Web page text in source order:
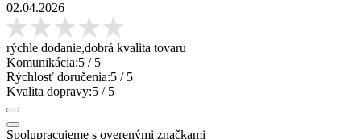
02.04.2026
rýchle dodanie,dobrá kvalita tovaru
Komunikácia:5 / 5
Rýchlosť doručenia:5 / 5
Kvalita dopravy:5 / 5
Spolupracujeme s overenými značkami